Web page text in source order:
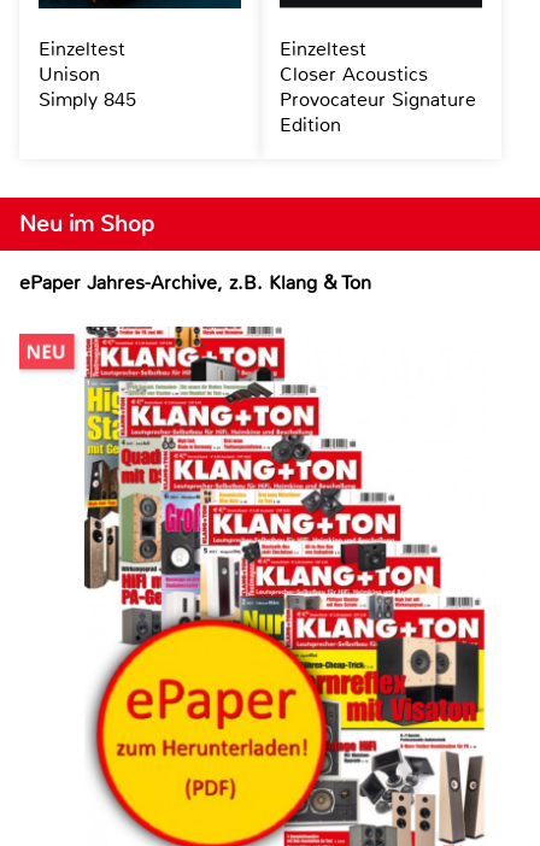
Neu im Shop
ePaper Jahres-Archive, z.B. Klang & Ton
Einzeltest
Unison
Simply 845
Einzeltest
Closer Acoustics
Provocateur Signature
Edition